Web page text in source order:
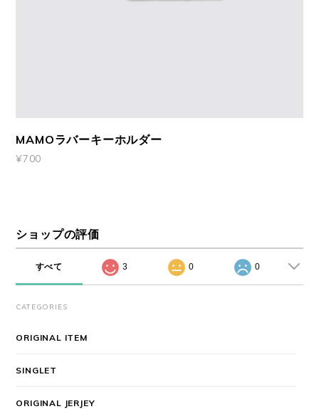
MAMOラバーキーホルダー
¥700
ショップの評価
すべて 3 0 0
CATEGORIES
ORIGINAL ITEM
SINGLET
ORIGINAL JERJEY